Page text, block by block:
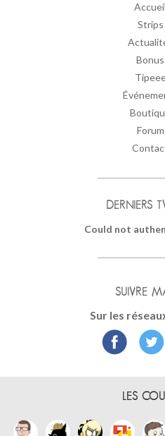
Accueil
Strips
Bonus
Forum
DERNIERS
Could not
SUIVRE
Sur les
LES